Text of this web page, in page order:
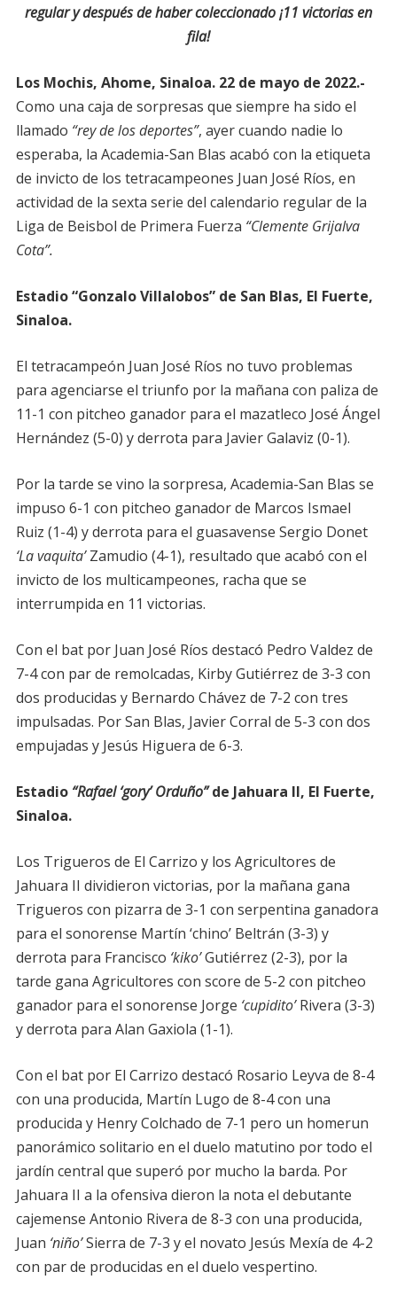
regular y después de haber coleccionado ¡11 victorias en
fila!
Los Mochis, Ahome, Sinaloa. 22 de mayo de 2022.-
Como una caja de sorpresas que siempre ha sido el
llamado “rey de los deportes”, ayer cuando nadie lo
esperaba, la Academia-San Blas acabó con la etiqueta
de invicto de los tetracampeones Juan José Ríos, en
actividad de la sexta serie del calendario regular de la
Liga de Beisbol de Primera Fuerza “Clemente Grijalva
Cota”.
Estadio “Gonzalo Villalobos” de San Blas, El Fuerte,
Sinaloa.
El tetracampeón Juan José Ríos no tuvo problemas
para agenciarse el triunfo por la mañana con paliza de
11-1 con pitcheo ganador para el mazatleco José Ángel
Hernández (5-0) y derrota para Javier Galaviz (0-1).
Por la tarde se vino la sorpresa, Academia-San Blas se
impuso 6-1 con pitcheo ganador de Marcos Ismael
Ruiz (1-4) y derrota para el guasavense Sergio Donet
‘La vaquita’Zamudio (4-1), resultado que acabó con el
invicto de los multicampeones, racha que se
interrumpida en 11 victorias.
Con el bat por Juan José Ríos destacó Pedro Valdez de
7-4 con par de remolcadas, Kirby Gutiérrez de 3-3 con
dos producidas y Bernardo Chávez de 7-2 con tres
impulsadas. Por San Blas, Javier Corral de 5-3 con dos
empujadas y Jesús Higuera de 6-3.
Estadio “Rafael ‘gory’ Orduño”de Jahuara II, El Fuerte,
Sinaloa.
Los Trigueros de El Carrizo y los Agricultores de
Jahuara II dividieron victorias, por la mañana gana
Trigueros con pizarra de 3-1 con serpentina ganadora
para el sonorense Martín ‘chino’ Beltrán (3-3) y
derrota para Francisco ‘kiko’Gutiérrez (2-3), por la
tarde gana Agricultores con score de 5-2 con pitcheo
ganador para el sonorense Jorge ‘cupidito’Rivera (3-3)
y derrota para Alan Gaxiola (1-1).
Con el bat por El Carrizo destacó Rosario Leyva de 8-4
con una producida, Martín Lugo de 8-4 con una
producida y Henry Colchado de 7-1 pero un homerun
panorámico solitario en el duelo matutino por todo el
jardín central que superó por mucho la barda. Por
Jahuara II a la ofensiva dieron la nota el debutante
cajemense Antonio Rivera de 8-3 con una producida,
Juan ‘niño’Sierra de 7-3 y el novato Jesús Mexía de 4-2
con par de producidas en el duelo vespertino.